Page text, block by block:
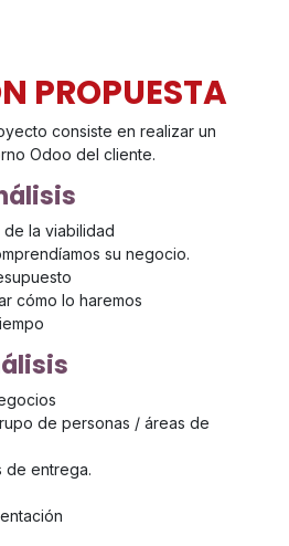
PROPUESTA
consiste en realizar un
Odoo del cliente.
la viabilidad
su negocio.
cómo lo haremos
de personas / áreas de
de entrega.